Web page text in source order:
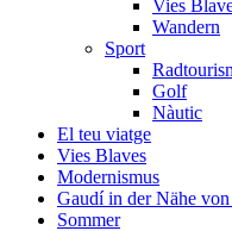
Vies
Wandern
Sport
Golf
Nàutic
El teu viatge
Vies Blaves
Modernismus
Gaudí in der Nähe
Sommer